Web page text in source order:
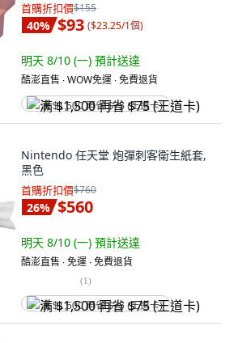
首購折扣價$155
40% $93 ($23.25/1個)
明天 8/10 (一) 預計送達
酷澎直售 ∙ WOW免運 ∙ 免費退貨
满 $1,500 再省 $75 (王道卡)
Nintendo 任天堂 炮彈刺客衛生紙套,
黑色
首購折扣價$760
26% $560
明天 8/10 (一) 預計送達
酷澎直售 ∙ 免運 ∙ 免費退貨
(1)
满 $1,500 再省 $75 (王道卡)